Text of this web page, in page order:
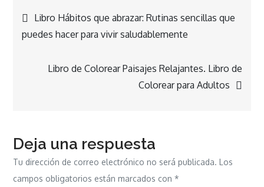
Navegación
de
entradas
Libro Hábitos que abrazar: Rutinas sencillas que
puedes hacer para vivir saludablemente
Libro de Colorear Paisajes Relajantes. Libro de
Colorear para Adultos
Deja una respuesta
Tu dirección de correo electrónico no será publicada. Los
campos obligatorios están marcados con*